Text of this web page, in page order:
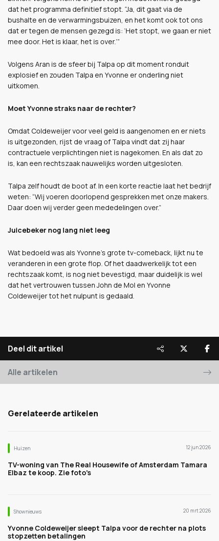
dat het programma definitief stopt. “Ja, dit gaat via de
bushalte en de verwarmingsbuizen, en het komt ook tot ons
dat er tegen de mensen gezegd is: ‘Het stopt, we gaan er niet
mee door. Het is klaar, het is over.’”
Volgens Aran is de sfeer bij Talpa op dit moment ronduit
explosief en zouden Talpa en Yvonne er onderling niet
uitkomen.
Moet Yvonne straks naar de rechter?
Omdat Coldeweijer voor veel geld is aangenomen en er niets
is uitgezonden, rijst de vraag of Talpa vindt dat zij haar
contractuele verplichtingen niet is nagekomen. En als dat zo
is, kan een rechtszaak nauwelijks worden uitgesloten.
Talpa zelf houdt de boot af. In een korte reactie laat het bedrijf
weten: “Wij voeren doorlopend gesprekken met onze makers.
Daar doen wij verder geen mededelingen over.”
Juicebeker nog lang niet leeg
Wat bedoeld was als Yvonne’s grote tv-comeback, lijkt nu te
veranderen in een grote flop. Of het daadwerkelijk tot een
rechtszaak komt, is nog niet bevestigd, maar duidelijk is wel
dat het vertrouwen tussen John de Mol en Yvonne
Coldeweijer tot het nulpunt is gedaald.
Deel dit artikel
Alle artikelen
Gerelateerde artikelen
Huizen 12 jun 2026
TV-woning van The Real Housewife of Amsterdam Tamara
Elbaz te koop. Zie foto's
Shownieuws 20 mrt 2026
Yvonne Coldeweijer sleept Talpa voor de rechter na plots
stopzetten betalingen